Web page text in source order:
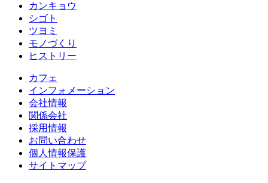
カンキョウ
シゴト
ツヨミ
モノづくり
ヒストリー
カフェ
インフォメーション
会社情報
関係会社
採用情報
お問い合わせ
個人情報保護
サイトマップ